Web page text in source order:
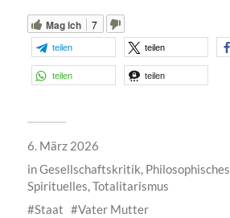
Mag ich 7
teilen teilen
teilen teilen
6. März 2026
inGesellschaftskritik, Philosophisches
Spirituelles,Totalitarismus
Staat
Vater Mutter